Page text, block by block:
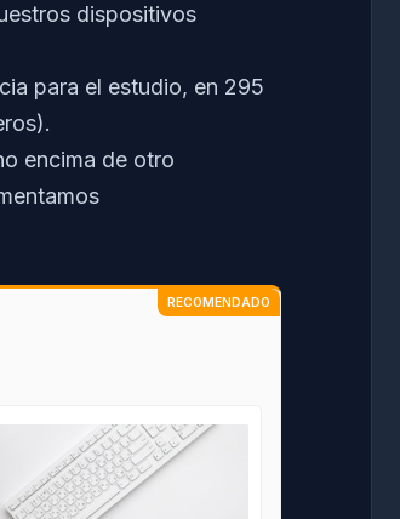
dispositivos
para el estudio, en 295
encima de otro